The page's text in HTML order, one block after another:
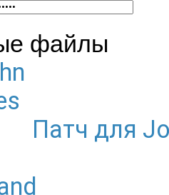
файлы
Патч для